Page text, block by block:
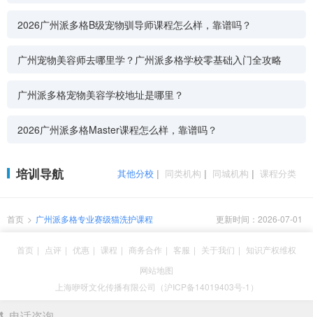
2026广州派多格B级宠物驯导师课程怎么样，靠谱吗？
广州宠物美容师去哪里学？广州派多格学校零基础入门全攻略
广州派多格宠物美容学校地址是哪里？
2026广州派多格Master课程怎么样，靠谱吗？
其他分校 | 同类机构 | 同城机构 | 课程分类
培训导航
首页 > 广州派多格专业赛级猫洗护课程 更新时间：2026-07-01
首页 | 点评 | 优惠 | 课程 | 商务合作 | 客服 | 关于我们 | 知识产权维权
网站地图
上海咿呀文化传播有限公司（沪ICP备14019403号-1）